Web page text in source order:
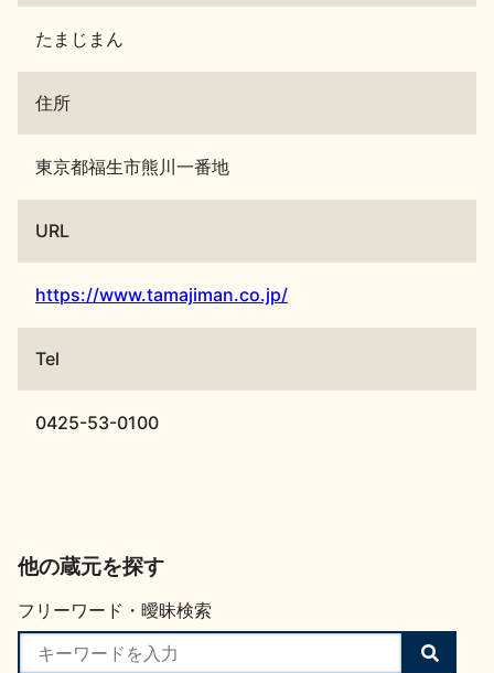
たまじまん
住所
東京都福生市熊川一番地
URL
https://www.tamajiman.co.jp/
Tel
0425-53-0100
他の蔵元を探す
フリーワード・曖昧検索
検